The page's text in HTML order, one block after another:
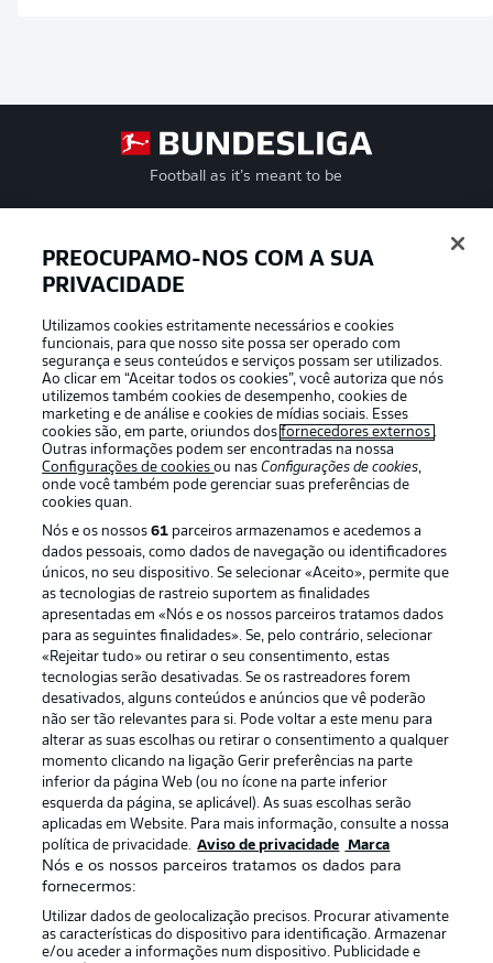
Football as it’s meant to be
APLICATIVO DA BUNDESLIGA
Oferecido por
Publicidade Avisos legais
Gerir preferências Aviso de privacidade
Emissoras
Trabalhe conosco Marca
Contato Jogadores
PREOCUPAMO-NOS COM A SUA
PRIVACIDADE
Utilizamos cookies estritamente necessários e cookies
funcionais, para que nosso site possa ser operado com
segurança e seus conteúdos e serviços possam ser utilizados.
Ao clicar em “Aceitar todos os cookies”, você autoriza que nós
utilizemos também cookies de desempenho, cookies de
marketing e de análise e cookies de mídias sociais. Esses
cookies são, em parte, oriundos dosfornecedores externos .
Outras informações podem ser encontradas na nossa
Configurações de cookiesou nasConfigurações de cookies,
onde você também pode gerenciar suas preferências de
cookies quan.
Nós e os nossos61 parceiros armazenamos e acedemos a
dados pessoais, como dados de navegação ou identificadores
únicos, no seu dispositivo. Se selecionar «Aceito», permite que
as tecnologias de rastreio suportem as finalidades
apresentadas em «Nós e os nossos parceiros tratamos dados
para as seguintes finalidades». Se, pelo contrário, selecionar
«Rejeitar tudo» ou retirar o seu consentimento, estas
tecnologias serão desativadas. Se os rastreadores forem
desativados, alguns conteúdos e anúncios que vê poderão
não ser tão relevantes para si. Pode voltar a este menu para
alterar as suas escolhas ou retirar o consentimento a qualquer
momento clicando na ligação Gerir preferências na parte
inferior da página Web (ou no ícone na parte inferior
esquerda da página, se aplicável). As suas escolhas serão
aplicadas em Website. Para mais informação, consulte a nossa
política de privacidade. Aviso de privacidade Marca
Nós e os nossos parceiros tratamos os dados para
fornecermos:
Utilizar dados de geolocalização precisos. Procurar ativamente
as características do dispositivo para identificação. Armazenar
e/ou aceder a informações num dispositivo. Publicidade e